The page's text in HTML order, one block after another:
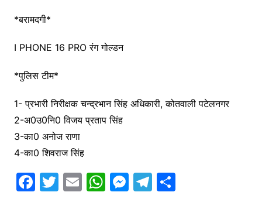
*बरामदगी*
I PHONE 16 PRO रंग गोल्डन
*पुलिस टीम*
1- प्रभारी निरीक्षक चन्द्रभान सिंह अधिकारी, कोतवाली पटेलनगर
2-अ0उ0नि0 विजय प्रताप सिंह
3-का0 अनोज राणा
4-का0 शिवराज सिंह
F T E W M T S